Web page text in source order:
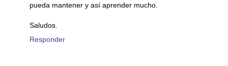
pueda mantener y así aprender mucho.
Saludos.
Responder